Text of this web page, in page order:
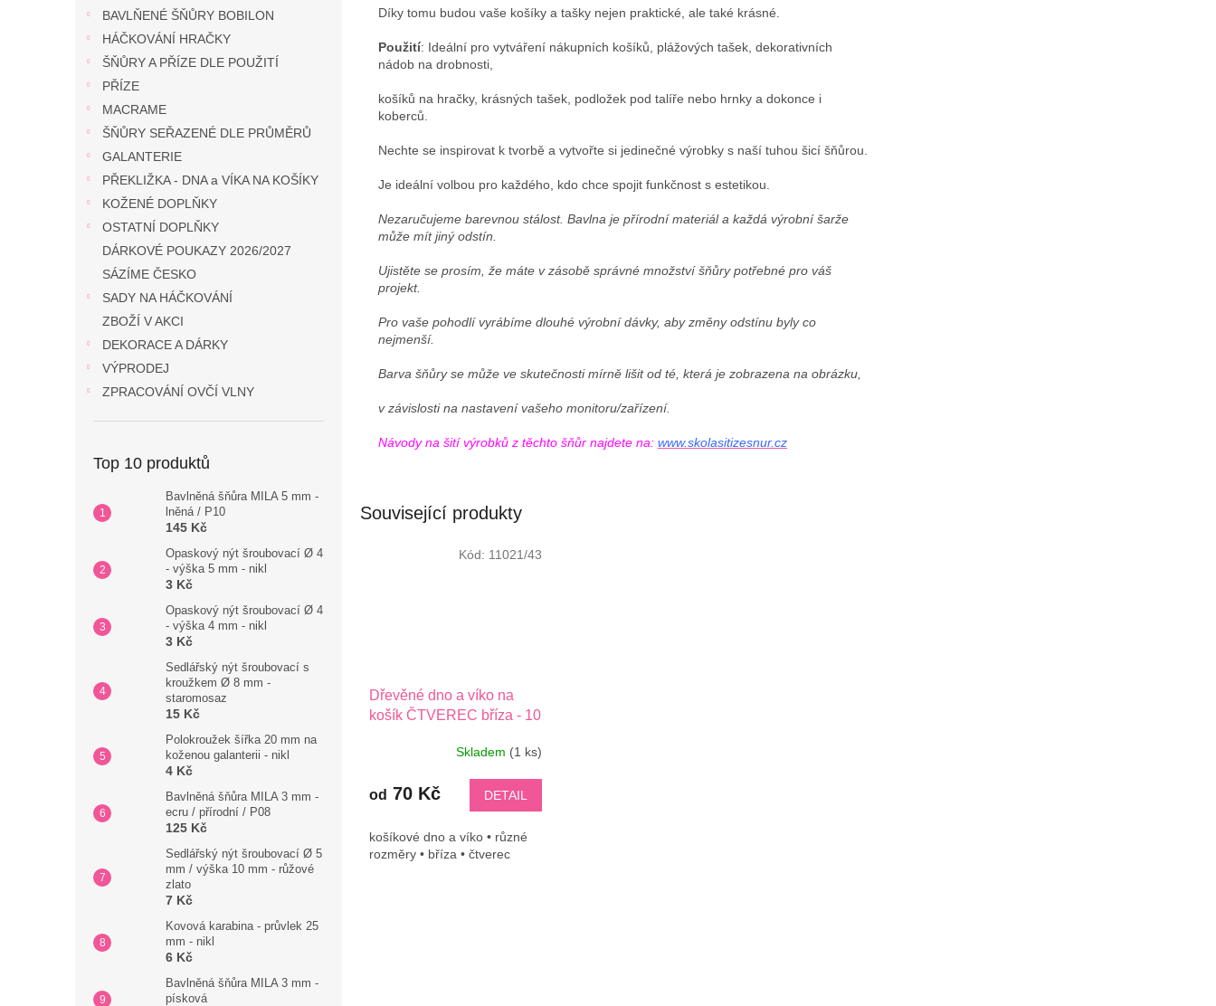
BAVLŇENÉ ŠŇŮRY BOBILON
HÁČKOVÁNÍ HRAČKY
ŠŇŮRY A PŘÍZE DLE POUŽITÍ
PŘÍZE
MACRAME
ŠŇŮRY SEŘAZENÉ DLE PRŮMĚRŮ
GALANTERIE
PŘEKLIŽKA - DNA a VÍKA NA KOŠÍKY
KOŽENÉ DOPLŇKY
OSTATNÍ DOPLŇKY
DÁRKOVÉ POUKAZY 2026/2027
SÁZÍME ČESKO
SADY NA HÁČKOVÁNÍ
ZBOŽÍ V AKCI
DEKORACE A DÁRKY
VÝPRODEJ
ZPRACOVÁNÍ OVČÍ VLNY
Top 10 produktů
Bavlněná šňůra MILA 5 mm -
lněná / P10
145 Kč
Opaskový nýt šroubovací Ø 4
- výška 5 mm - nikl
3 Kč
Opaskový nýt šroubovací Ø 4
- výška 4 mm - nikl
3 Kč
Sedlářský nýt šroubovací s
kroužkem Ø 8 mm -
staromosaz
15 Kč
Polokroužek šířka 20 mm na
koženou galanterii - nikl
4 Kč
Bavlněná šňůra MILA 3 mm -
ecru / přírodní / P08
125 Kč
Sedlářský nýt šroubovací Ø 5
mm / výška 10 mm - růžové
zlato
7 Kč
Kovová karabina - průvlek 25
mm - nikl
6 Kč
Bavlněná šňůra MILA 3 mm -
písková
Díky tomu budou vaše košíky a tašky nejen praktické, ale také krásné.
Použití: Ideální pro vytváření nákupních košíků, plážových tašek, dekorativních
nádob na drobnosti,
košíků na hračky, krásných tašek, podložek pod talíře nebo hrnky a dokonce i
koberců.
Nechte se inspirovat k tvorbě a vytvořte si jedinečné výrobky s naší tuhou šicí šňůrou.
Je ideální volbou pro každého, kdo chce spojit funkčnost s estetikou.
Nezaručujeme barevnou stálost. Bavlna je přírodní materiál a každá výrobní šarže
může mít jiný odstín.
Ujistěte se prosím, že máte v zásobě správné množství šňůry potřebné pro váš
projekt.
Pro vaše pohodlí vyrábíme dlouhé výrobní dávky, aby změny odstínu byly co
nejmenší.
Barva šňůry se může ve skutečnosti mírně lišit od té, která je zobrazena na obrázku,
v závislosti na nastavení vašeho monitoru/zařízení.
Návody na šití výrobků z těchto šňůr najdete na: www.skolasitizesnur.cz
Související produkty
Dřevěné dno a víko na
košík ČTVEREC bříza - 10
Skladem (1 ks)
od 70 Kč DETAIL
košíkové dno a víko • různé
rozměry • bříza • čtverec
Kód: 11021/43